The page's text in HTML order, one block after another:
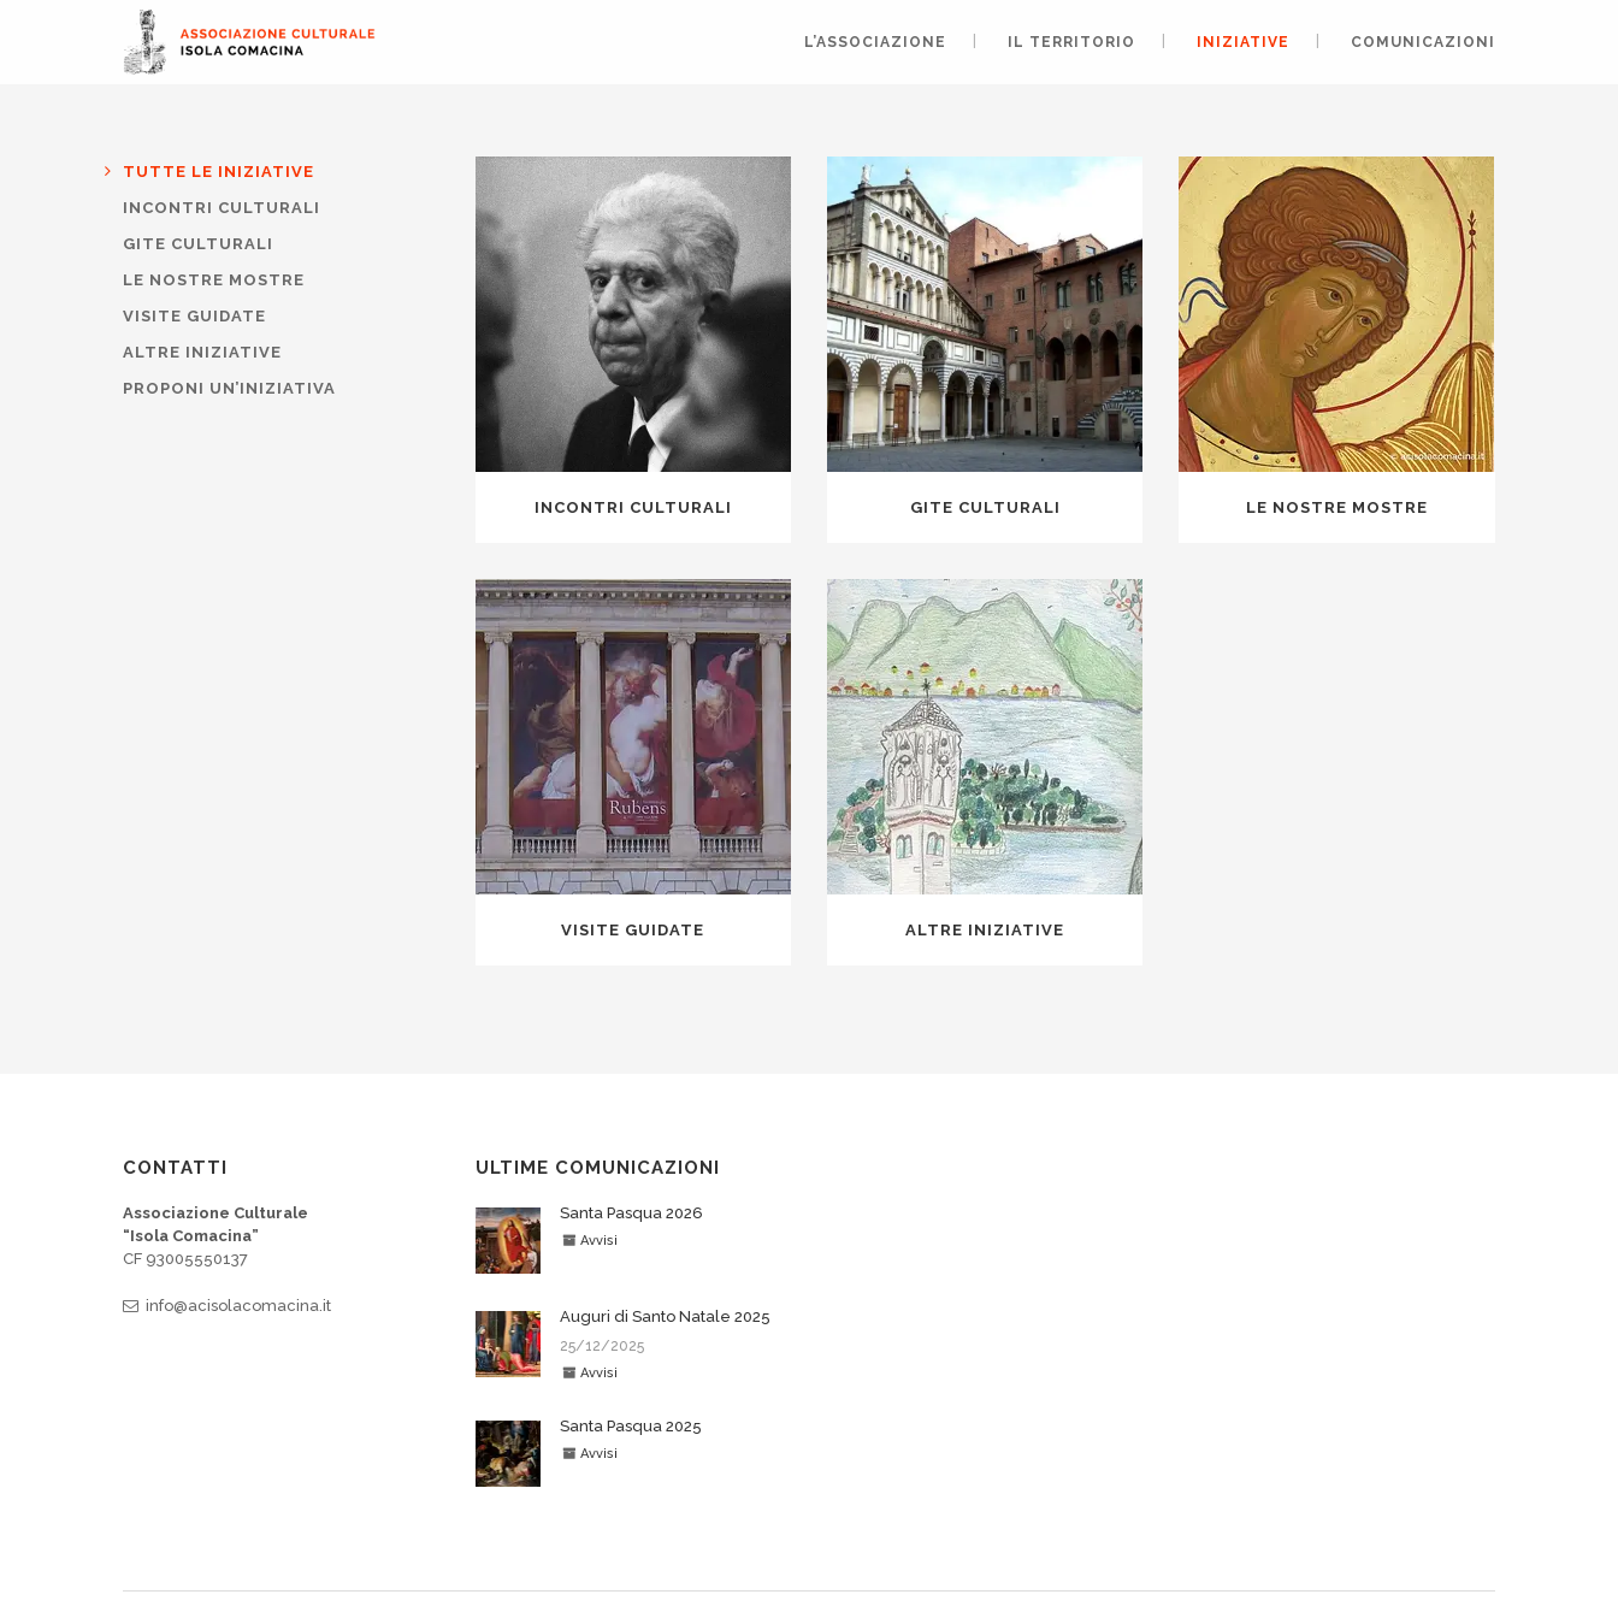
L’ASSOCIAZIONE IL TERRITORIO INIZIATIVE COMUNICAZIONI
TUTTE LE INIZIATIVE
INCONTRI CULTURALI
GITE CULTURALI
LE NOSTRE MOSTRE
VISITE GUIDATE
ALTRE INIZIATIVE
PROPONI UN’INIZIATIVA
INCONTRI CULTURALI GITE CULTURALI LE NOSTRE MOSTRE
VISITE GUIDATE ALTRE INIZIATIVE
CONTATTI
Associazione Culturale
“Isola Comacina”
CF 93005550137
info@acisolacomacina.it
ULTIME COMUNICAZIONI
Santa Pasqua 2026
Avvisi
Auguri di Santo Natale 2025
25/12/2025
Avvisi
Santa Pasqua 2025
Avvisi